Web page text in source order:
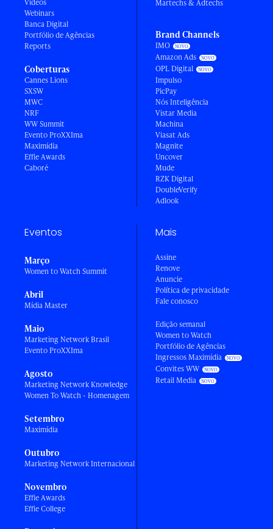
Vídeos
Webinars
Banca Digital
Portfólio de Agências
Reports
Coberturas
Cannes Lions
SXSW
MWC
NRF
WW Summit
Evento ProXXIma
Maximídia
Effie Awards
Caboré
Martechs & Adtechs
Brand Channels
IMO
Amazon Ads
OPL Digital
Impulso
PicPay
Nós Inteligência
Vistar Media
Machina
Viasat Ads
Magnite
Uncover
Mude
RZK Digital
DoubleVerify
Adlook
Eventos
Março
Women to Watch Summit
Abril
Mídia Master
Maio
Marketing Network Brasil
Evento ProXXIma
Agosto
Marketing Network Knowledge
Women To Watch - Homenagem
Setembro
Maximídia
Outubro
Marketing Network Internacional
Novembro
Effie Awards
Effie College
Mais
Assine
Renove
Anuncie
Política de privacidade
Fale conosco
Edição semanal
Women to Watch
Portfólio de Agências
Ingressos Maximídia
Convites WW
Retail Media